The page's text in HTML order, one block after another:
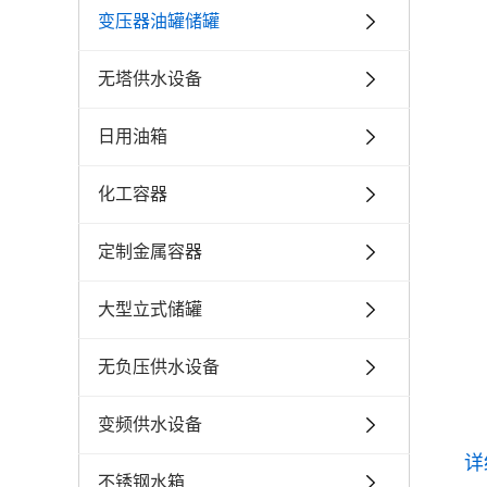
变压器油罐储罐
无塔供水设备
日用油箱
化工容器
定制金属容器
大型立式储罐
无负压供水设备
变频供水设备
不锈钢水箱